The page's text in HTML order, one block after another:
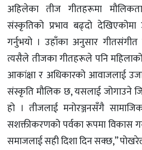
अहिलेका तीज गीतहरूमा
संस्कृतिको प्रभाव बढ्दो देखिएकोमा
गर्नुभयो । उहाँका अनुसार
त्यसैले तीजका गीतहरूले पनि
आकांक्षा र अधिकारको आवाजलाई
संस्कृति मौलिक छ, यसलाई जोगाउने
हो । तीजलाई मनोरञ्जनसँगै
सशक्तीकरणको पर्वका रूपमा विकास
समाजलाई सही दिशा दिन सक्छ,”